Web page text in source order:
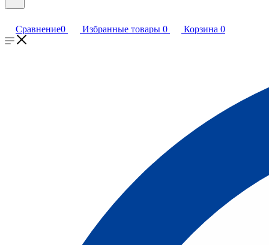
Сравнение0 Избранные товары 0 Корзина 0